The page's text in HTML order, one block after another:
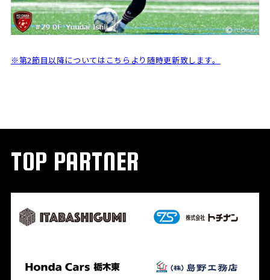
※第2節目以降についてはこちらより随時更新致します。
TOP PARTNER